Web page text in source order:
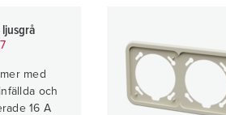
med
och
16 A